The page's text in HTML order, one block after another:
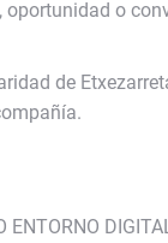
o
de